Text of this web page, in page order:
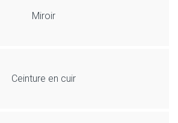
Miroir
Ceinture en cuir